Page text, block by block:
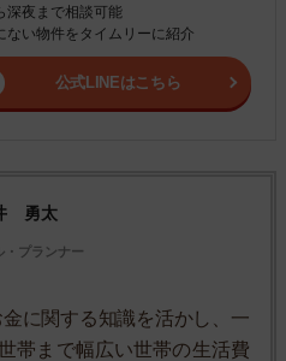
深夜まで相談可能
ない物件をタイムリーに紹介
公式LINEはこちら
勇太
・プランナー
に関する知識を活かし、一
帯まで幅広い世帯の生活費